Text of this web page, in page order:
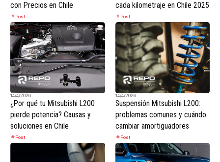
con Precios en Chile
Post
cada kilometraje en Chile 2025
Post
14/4/2026
¿Por qué tu Mitsubishi L200
pierde potencia? Causas y
soluciones en Chile
Post
14/4/2026
Suspensión Mitsubishi L200:
problemas comunes y cuándo
cambiar amortiguadores
Post